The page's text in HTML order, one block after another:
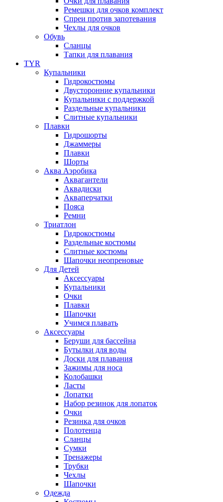
Ремешки для очков комплект
Спреи против запотевания
Чехлы для очков
Обувь
Сланцы
Тапки для плавания
TYR
Купальники
Гидрокостюмы
Двусторонние купальники
Купальники с поддержкой
Раздельные купальники
Слитные купальники
Плавки
Гидрошорты
Джаммеры
Плавки
Шорты
Аква Аэробика
Аквагантели
Аквадиски
Акваперчатки
Пояса
Ремни
Триатлон
Гидрокостюмы
Раздельные костюмы
Слитные костюмы
Шапочки неопреновые
Для Детей
Аксессуары
Купальники
Очки
Плавки
Шапочки
Учимся плавать
Аксессуары
Беруши для бассейна
Бутылки для воды
Доски для плавания
Зажимы для носа
Колобашки
Ласты
Лопатки
Набор резинок для лопаток
Очки
Резинка для очков
Полотенца
Сланцы
Сумки
Тренажеры
Трубки
Чехлы
Шапочки
Одежда